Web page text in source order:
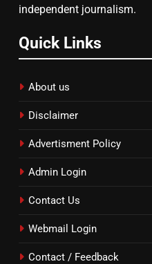
independent journalism.
Quick Links
About us
Disclaimer
Advertisment Policy
Admin Login
Contact Us
Webmail Login
Contact / Feedback